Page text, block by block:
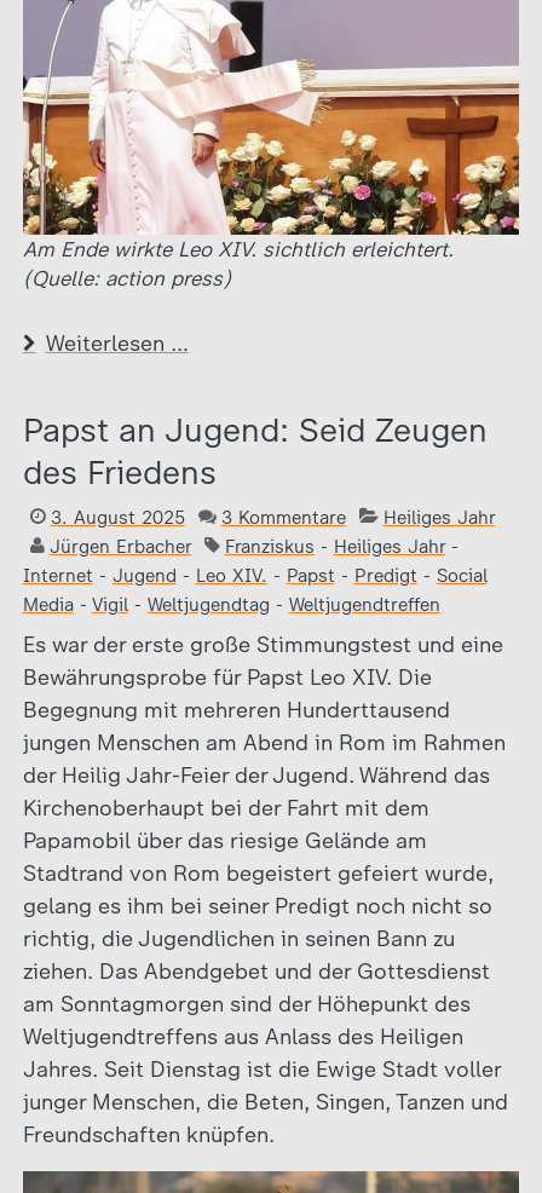
Am Ende wirkte Leo XIV. sichtlich erleichtert.
(Quelle: action press)
Weiterlesen …
Papst an Jugend: Seid Zeugen
des Friedens
3. August 2025 3 Kommentare
Heiliges Jahr
Jürgen Erbacher
Franziskus - Heiliges Jahr-
Internet - Jugend - Leo XIV. - Papst - Predigt - Social
Media- Vigil- Weltjugendtag - Weltjugendtreffen
Es war der erste große Stimmungstest und eine
Bewährungsprobe für Papst Leo XIV. Die
Begegnung mit mehreren Hunderttausend
jungen Menschen am Abend in Rom im Rahmen
der Heilig Jahr-Feier der Jugend. Während das
Kirchenoberhaupt bei der Fahrt mit dem
Papamobil über das riesige Gelände am
Stadtrand von Rom begeistert gefeiert wurde,
gelang es ihm bei seiner Predigt noch nicht so
richtig, die Jugendlichen in seinen Bann zu
ziehen. Das Abendgebet und der Gottesdienst
am Sonntagmorgen sind der Höhepunkt des
Weltjugendtreffens aus Anlass des Heiligen
Jahres. Seit Dienstag ist die Ewige Stadt voller
junger Menschen, die Beten, Singen, Tanzen und
Freundschaften knüpfen.